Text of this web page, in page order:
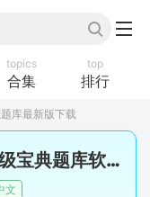
topics
合集
top
排行
库最新版下载
2026计算机二级宝典题库软件
文